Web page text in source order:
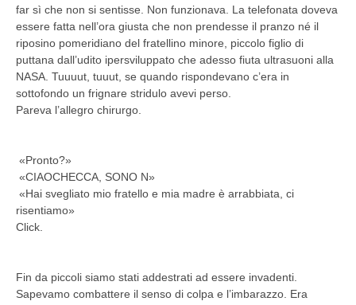
far sì che non si sentisse. Non funzionava. La telefonata doveva
essere fatta nell’ora giusta che non prendesse il pranzo né il
riposino pomeridiano del fratellino minore, piccolo figlio di
puttana dall’udito ipersviluppato che adesso fiuta ultrasuoni alla
NASA. Tuuuut, tuuut, se quando rispondevano c’era in
sottofondo un frignare stridulo avevi perso.
Pareva l’allegro chirurgo.
«Pronto?»
«CIAOCHECCA, SONO N»
«Hai svegliato mio fratello e mia madre è arrabbiata, ci
risentiamo»
Click.
Fin da piccoli siamo stati addestrati ad essere invadenti.
Sapevamo combattere il senso di colpa e l’imbarazzo. Era